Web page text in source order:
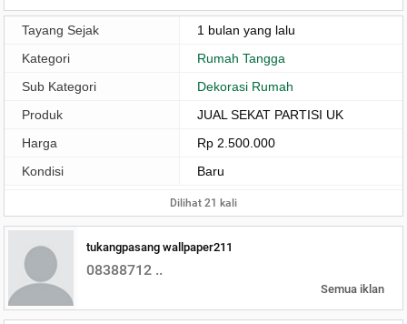
Tayang Sejak
1 bulan yang lalu
Kategori
Rumah Tangga
Sub Kategori
Dekorasi Rumah
Produk
JUAL SEKAT PARTISI UK
Harga
Rp 2.500.000
Kondisi
Baru
Dilihat 21 kali
tukangpasang wallpaper211
08388712 ..
Semua iklan